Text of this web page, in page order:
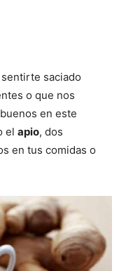
saciado
o que nos
en este
el apio, dos
en tus comidas o